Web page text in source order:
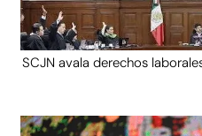
SCJN avala derechos